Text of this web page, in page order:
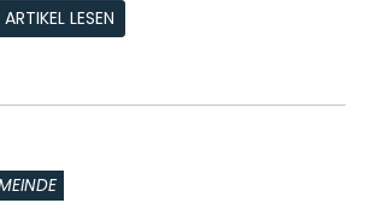
ARTIKEL LESEN